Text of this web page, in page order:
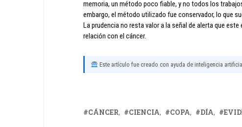
memoria, un método poco fiable, y no todos los
embargo, el método utilizado fue conservador, lo que
La prudencia no resta valor a la señal de alerta que
relación con el cáncer.
Este artículo fue creado con ayuda de inteligencia
CÁNCER CIENCIA COPA DÍA